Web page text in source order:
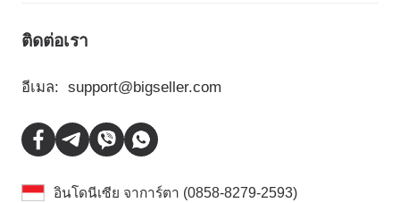
ติดต่อเรา
อีเมล: support@bigseller.com
อินโดนีเซีย จาการ์ตา (0858-8279-2593)